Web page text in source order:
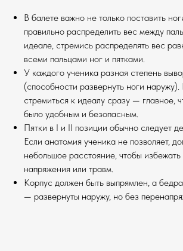
В балете важно не только поставить
правильно распределить вес между
идеале, стремись распределять вес
всеми пальцами ног и пятками.
У каждого ученика разная степень
(способности развернуть ноги
стремиться к идеалу сразу — главное,
было удобным и безопасным.
Пятки в I и II позиции обычно следует
Если анатомия ученика не позволяет,
небольшое расстояние, чтобы
напряжения или травм.
Корпус должен быть выпрямлен, а
— развернуты наружу, но без